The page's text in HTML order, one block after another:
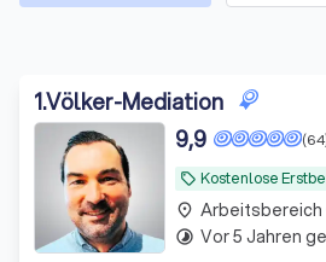
1.Völker-Mediation
local_offer Kostenlose
9,9
place Arbeitsbereich
timelapse Vor 5 Jahren